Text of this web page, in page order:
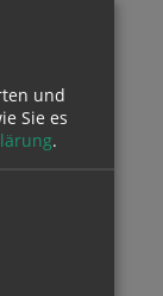
und
Sie es
.